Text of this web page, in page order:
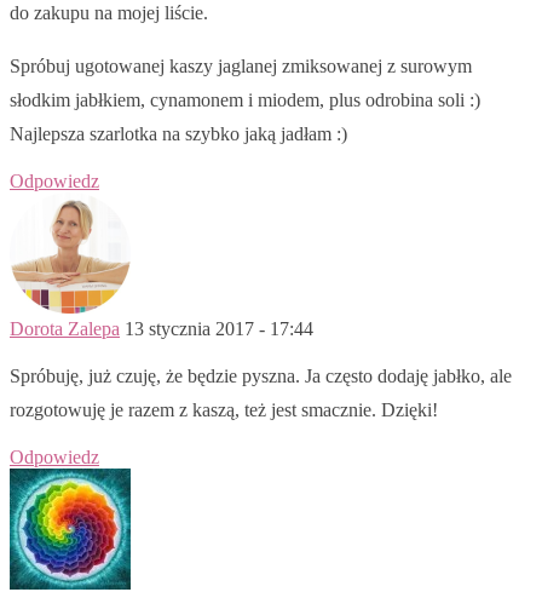
do zakupu na mojej liście.
Spróbuj ugotowanej kaszy jaglanej zmiksowanej z surowym
słodkim jabłkiem, cynamonem i miodem, plus odrobina soli :)
Najlepsza szarlotka na szybko jaką jadłam :)
Odpowiedz
Dorota Zalepa 13 stycznia 2017 - 17:44
Spróbuję, już czuję, że będzie pyszna. Ja często dodaję jabłko, ale
rozgotowuję je razem z kaszą, też jest smacznie. Dzięki!
Odpowiedz